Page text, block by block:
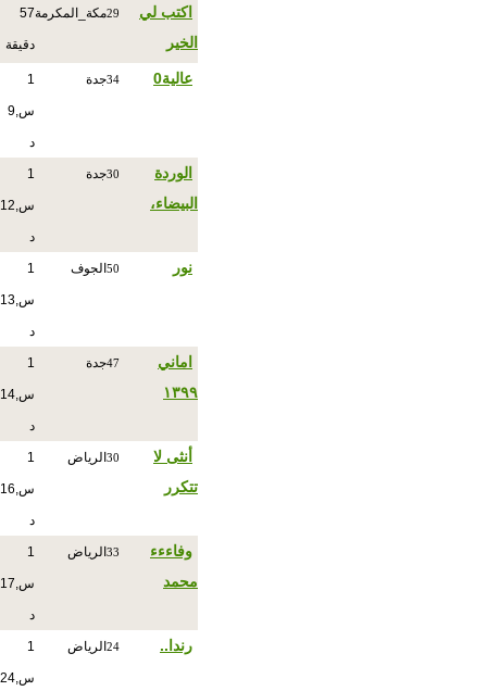
اكتب لي
الخير
29مكة_المكرمة57
دقيقة
عالية0 34جدة 1
س,9
د
الوردة
البيضاء،
30جدة 1
س,12
د
نور 50 الجوف 1
س,13
د
اماني
١٣٩٩
47جدة 1
س,14
د
أنثى لا
تتكرر
30 الرياض 1
س,16
د
وفاءءء
محمد
33 الرياض 1
س,17
د
رندا.. 24 الرياض 1
س,24